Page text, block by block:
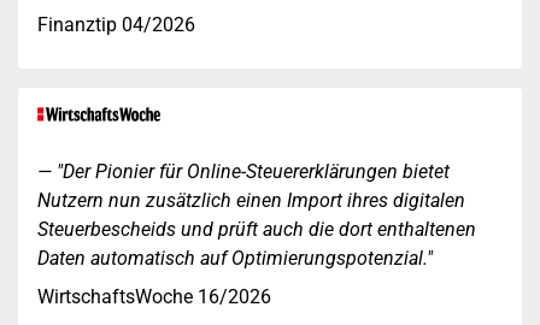
Finanztip 04/2026
"Der Pionier für Online-Steuererklärungen bietet
Nutzern nun zusätzlich einen Import ihres digitalen
Steuerbescheids und prüft auch die dort enthaltenen
Daten automatisch auf Optimierungspotenzial."
WirtschaftsWoche 16/2026